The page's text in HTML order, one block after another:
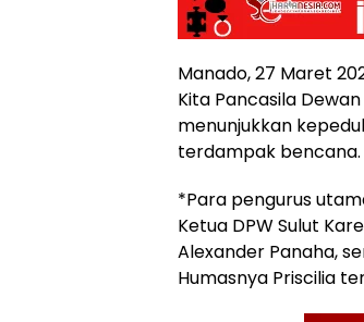
Manado, 27 Maret
Kita Pancasila
menunjukkan
terdampak bencana.
*Para pengurus
Ketua DPW Sulut
Alexander Panaha,
Humasnya Priscilia